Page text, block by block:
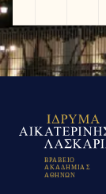
ΒΡΑΒΕΙΟ
ΑΚΑΔΗΜΙΑ Σ
Α ΘΗΝΩΝ